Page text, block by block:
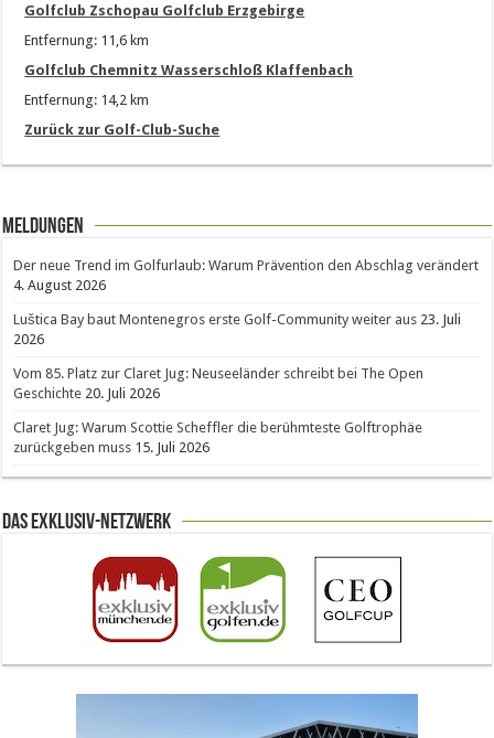
Golfclub Zschopau Golfclub Erzgebirge
Entfernung: 11,6 km
Golfclub Chemnitz Wasserschloß Klaffenbach
Entfernung: 14,2 km
Zurück zur Golf-Club-Suche
Meldungen
Der neue Trend im Golfurlaub: Warum Prävention den Abschlag verändert
4. August 2026
Luštica Bay baut Montenegros erste Golf-Community weiter aus 23. Juli
2026
Vom 85. Platz zur Claret Jug: Neuseeländer schreibt bei The Open
Geschichte 20. Juli 2026
Claret Jug: Warum Scottie Scheffler die berühmteste Golftrophäe
zurückgeben muss 15. Juli 2026
Das Exklusiv-Netzwerk